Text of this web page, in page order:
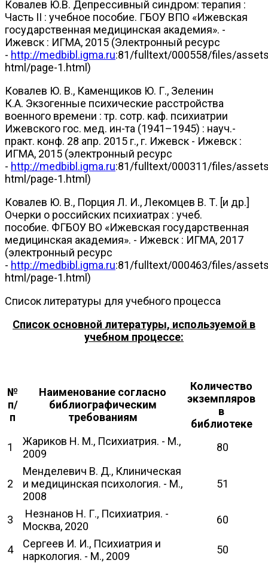
Ковалев Ю.В. Депрессивный синдром: терапия :
Часть II : учебное пособие. ГБОУ ВПО «Ижевская
государственная медицинская академия». -
Ижевск : ИГМА, 2015 (Электронный ресурс
- http://medbibl.igma.ru:81/fulltext/000558/files/
html/page-1.html)
Ковалев Ю. В., Каменщиков Ю. Г., Зеленин
К.А. Экзогенные психические расстройства
военного времени : тр. сотр. каф. психиатрии
Ижевского гос. мед. ин-та (1941–1945) : науч.-
практ. конф. 28 апр. 2015 г., г. Ижевск - Ижевск :
ИГМА, 2015 (электронный ресурс
- http://medbibl.igma.ru:81/fulltext/000311/files/
html/page-1.html)
Ковалев Ю. В., Порция Л. И., Лекомцев В. Т. [и др.]
Очерки о российских психиатрах : учеб.
пособие. ФГБОУ ВО «Ижевская государственная
медицинская академия». - Ижевск : ИГМА, 2017
(электронный ресурс
- http://medbibl.igma.ru:81/fulltext/000463/files/
html/page-1.html)
Список литературы для учебного процесса
Список основной литературы, используемой в
учебном процессе:
№
п/
п
Наименование согласно
библиографическим
требованиям
Количество
экземпляров
в
библиотеке
1
Жариков Н. М., Психиатрия. - М.,
2009
80
2
Менделевич В. Д., Клиническая
и медицинская психология. - М.,
2008
51
3
Незнанов Н. Г., Психиатрия. -
Москва, 2020
60
4
Сергеев И. И., Психиатрия и
наркология. - М., 2009
50